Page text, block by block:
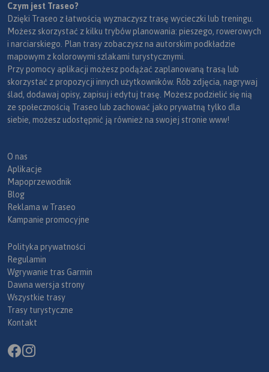
Czym jest Traseo?
Dzięki Traseo z łatwością wyznaczysz trasę wycieczki lub treningu.
Możesz skorzystać z kilku trybów planowania: pieszego, rowerowych
i narciarskiego. Plan trasy zobaczysz na autorskim podkładzie
mapowym z kolorowymi szlakami turystycznymi.
Przy pomocy aplikacji możesz podążać zaplanowaną trasą lub
skorzystać z propozycji innych użytkowników. Rób zdjęcia, nagrywaj
ślad, dodawaj opisy, zapisuj i edytuj trasę. Możesz podzielić się nią
ze społecznością Traseo lub zachować jako prywatną tylko dla
siebie, możesz udostępnić ją również na swojej stronie www!
O nas
Aplikacje
Mapoprzewodnik
Blog
Reklama w Traseo
Kampanie promocyjne
Polityka prywatności
Regulamin
Wgrywanie tras Garmin
Dawna wersja strony
Wszystkie trasy
Trasy turystyczne
Kontakt